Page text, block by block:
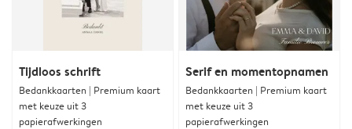
Tijdloos schrift
Bedankkaarten | Premium kaart
met keuze uit 3
papierafwerkingen
Serif en momentopnamen
Bedankkaarten | Premium kaart
met keuze uit 3
papierafwerkingen